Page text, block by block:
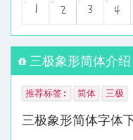
三极象形简体介绍
推荐标签: 简体 三极
三极象形简体字体